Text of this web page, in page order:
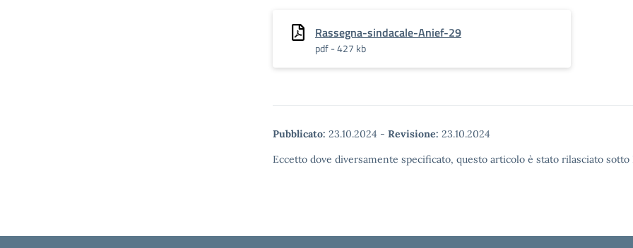
Rassegna-sindacale-Anief-29
pdf - 427 kb
Pubblicato: 23.10.2024 - Revisione: 23.10.2024
Eccetto dove diversamente specificato, questo articolo è stato rilasciato